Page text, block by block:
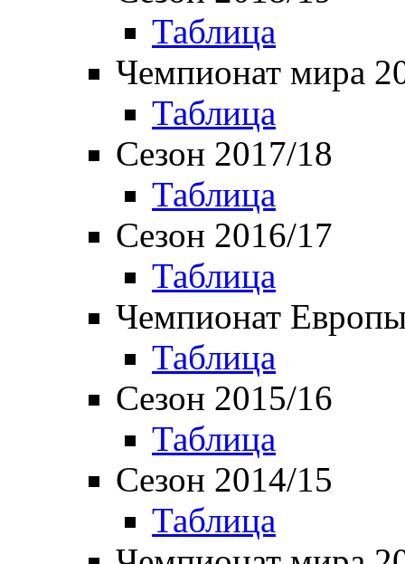
Таблица
Чемпионат мира
Таблица
Сезон 2017/18
Таблица
Сезон 2016/17
Таблица
Чемпионат
Таблица
Сезон 2015/16
Таблица
Сезон 2014/15
Таблица